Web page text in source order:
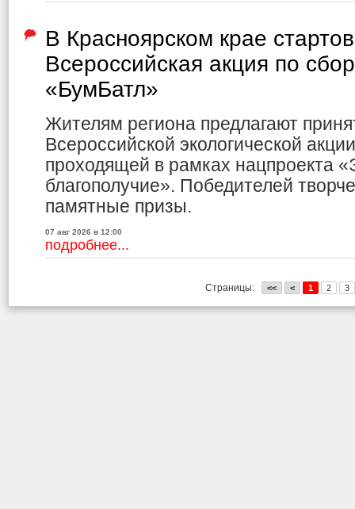
В Красноярском крае
Всероссийская акция по
«БумБатл»
Жителям региона предлагают
Всероссийской экологической
проходящей в рамках нацпроекта
благополучие». Победителей
памятные призы.
07 авг 2026 в 12:00
подробнее...
Страницы: << < 1 2 3